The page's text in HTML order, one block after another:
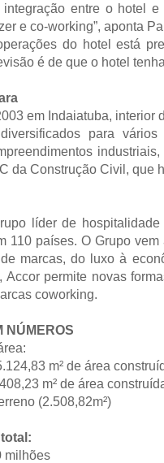
integração entre o hotel
e co-working”, aponta
do hotel está
é de que o hotel
em Indaiatuba,
para
da Construção Civil, que
líder de
110 países. O Grupo
marcas, do luxo à
Accor permite novas
coworking.
NÚMEROS
m² de área
m² de área
(2.508,82m²)
milhões